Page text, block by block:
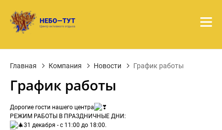
Главная Компания Новости График работы
График работы
Дорогие гости нашего центра
РЕЖИМ РАБОТЫ В ПРАЗДНИЧНЫЕ ДНИ:
31 декабря - с 11:00 до 18:00.